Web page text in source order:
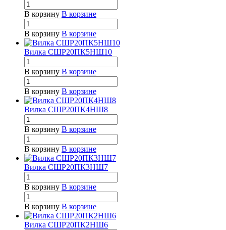
В корзину В корзине
В корзину В корзине
Вилка СШР20ПК5НШ10
В корзину В корзине
В корзину В корзине
Вилка СШР20ПК4НШ8
В корзину В корзине
В корзину В корзине
Вилка СШР20ПК3НШ7
В корзину В корзине
В корзину В корзине
Вилка СШР20ПК2НШ6